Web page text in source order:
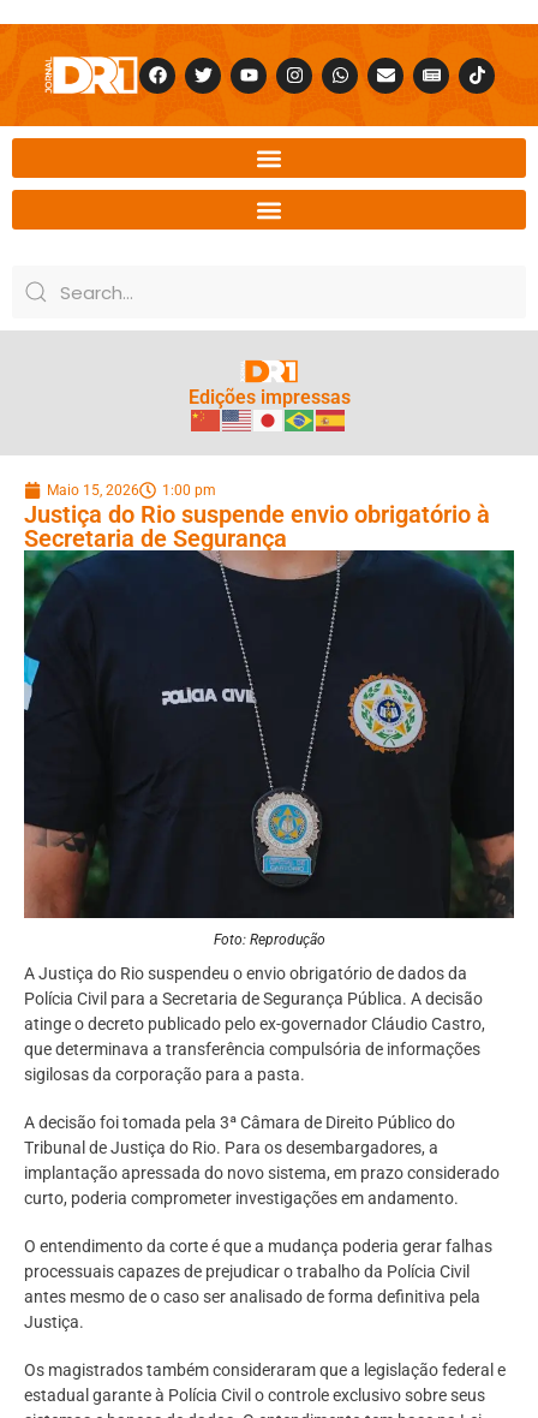
Edições impressas
Maio 15, 2026 1:00 pm
Justiça do Rio suspende envio obrigatório à
Secretaria de Segurança
Foto: Reprodução
A Justiça do Rio suspendeu o envio obrigatório de dados da
Polícia Civil para a Secretaria de Segurança Pública. A decisão
atinge o decreto publicado pelo ex-governador Cláudio Castro,
que determinava a transferência compulsória de informações
sigilosas da corporação para a pasta.
A decisão foi tomada pela 3ª Câmara de Direito Público do
Tribunal de Justiça do Rio. Para os desembargadores, a
implantação apressada do novo sistema, em prazo considerado
curto, poderia comprometer investigações em andamento.
O entendimento da corte é que a mudança poderia gerar falhas
processuais capazes de prejudicar o trabalho da Polícia Civil
antes mesmo de o caso ser analisado de forma definitiva pela
Justiça.
Os magistrados também consideraram que a legislação federal e
estadual garante à Polícia Civil o controle exclusivo sobre seus